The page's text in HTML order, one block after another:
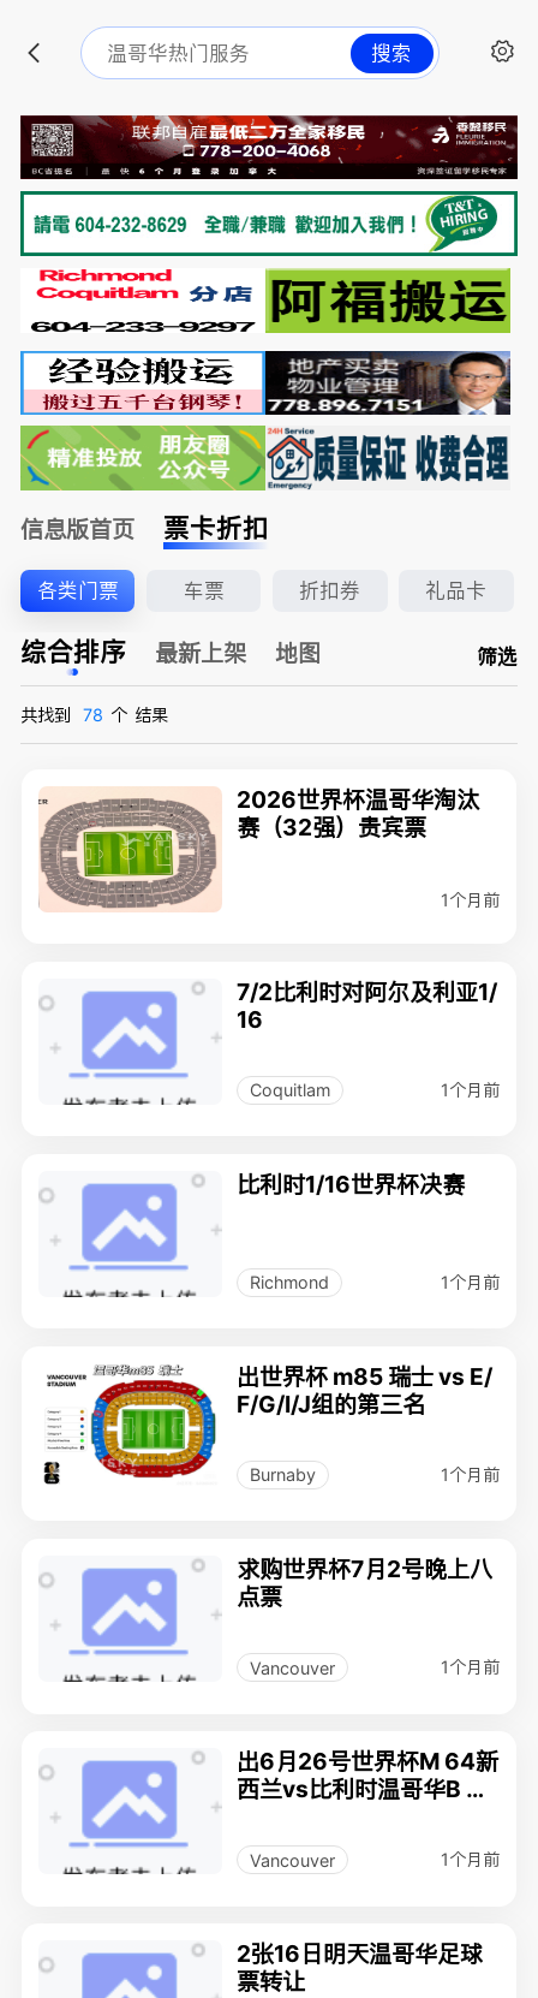
搜索
信息版首页 票卡折扣
各类门票 车票 折扣券 礼品卡
综合排序 最新上架 地图 筛选
共找到 78 个 结果
2026世界杯温哥华淘汰
赛（32强）贵宾票
1个月前
7/2比利时对阿尔及利亚1/
16
Coquitlam 1个月前
比利时1/16世界杯决赛
Richmond 1个月前
出世界杯 m85 瑞士 vs E/
F/G/I/J组的第三名
Burnaby 1个月前
求购世界杯7月2号晚上八
点票
Vancouver 1个月前
出6月26号世界杯M 64新
西兰vs比利时温哥华B C
Vancouver 1个月前
2张16日明天温哥华足球
票转让